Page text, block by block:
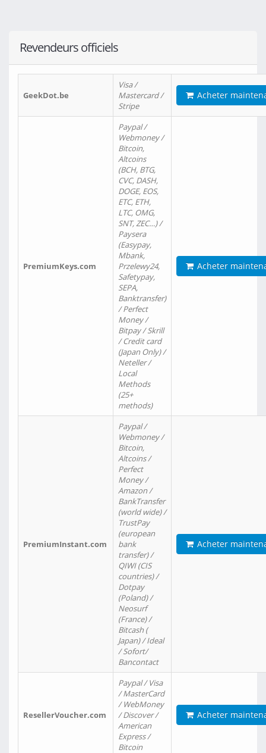
Revendeurs officiels
GeekDot.be
Visa /
Mastercard /
Stripe
Acheter
PremiumKeys.com
Paypal /
Webmoney /
Bitcoin,
Altcoins
(BCH, BTG,
CVC, DASH,
DOGE, EOS,
ETC, ETH,
LTC, OMG,
SNT, ZEC…) /
Paysera
(Easypay,
Mbank,
Przelewy24,
Safetypay,
SEPA,
Banktransfer)
/ Perfect
Money /
Bitpay / Skrill
/ Credit card
(Japan Only) /
Neteller /
Local
Methods
(25+
methods)
Acheter
PremiumInstant.com
Paypal /
Webmoney /
Bitcoin,
Altcoins /
Perfect
Money /
Amazon /
BankTransfer
(world wide) /
TrustPay
(european
bank
transfer) /
QIWI (CIS
countries) /
Dotpay
(Poland) /
Neosurf
(France) /
Bitcash (
Japan) / Ideal
/ Sofort/
Bancontact
Acheter
ResellerVoucher.com
Paypal / Visa
/ MasterCard
/ WebMoney
/ Discover /
American
Express /
Bitcoin
Acheter